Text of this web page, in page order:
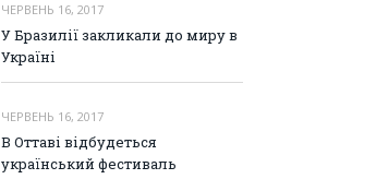
ЧЕРВЕНЬ 16, 2017
У Бразилії закликали до миру в
Україні
ЧЕРВЕНЬ 16, 2017
В Оттаві відбудеться
український фестиваль